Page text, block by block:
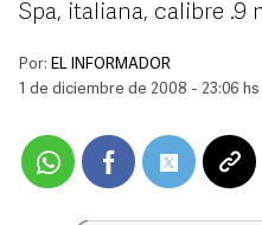
Spa, italiana, calibre .9
Por: EL INFORMADOR
1 de diciembre de 2008 - 23:06 hs